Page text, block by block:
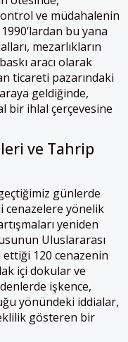
ve müdahalenin
bu yana
mezarlıkların
aracı olarak
ticareti pazarındaki
geldiğinde,
bir ihlal çerçevesine
ve Tahrip
günlerde
cenazelere yönelik
yeniden
Uluslararası
ettiği 120 cenazenin
içi dokular ve
işkence,
yönündeki iddialar,
gösteren bir